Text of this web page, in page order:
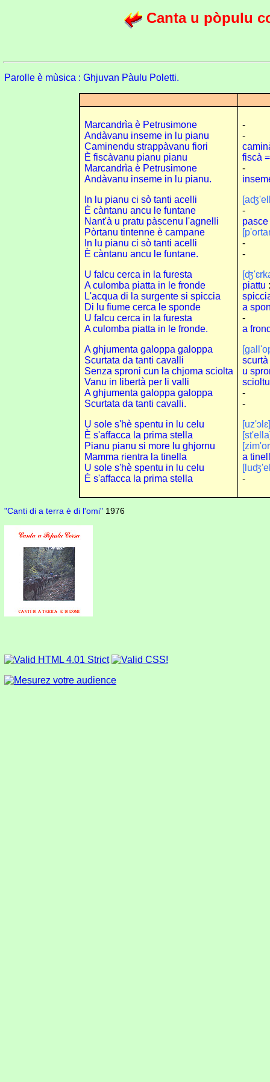
Canta u pòpulu
Parolle è mùsica : Ghjuvan Pàulu Poletti.
Marcandrìa è Petrusimone
Andàvanu inseme in lu pianu
Caminendu strappàvanu fiori
È fiscàvanu pianu pianu
Marcandrìa è Petrusimone
Andàvanu inseme in lu pianu.
In lu pianu ci sò tanti acelli
È càntanu ancu le funtane
Nant'à u pratu pàscenu l'agnelli
Pòrtanu tintenne è campane
In lu pianu ci sò tanti acelli
È càntanu ancu le funtane.
U falcu cerca in la furesta
A culomba piatta in le fronde
L'acqua di la surgente si spiccia
Di lu fiume cerca le sponde
U falcu cerca in la furesta
A culomba piatta in le fronde.
A ghjumenta galoppa galoppa
Scurtata da tanti cavalli
Senza sproni cun la chjoma sciolta
Vanu in libertà per li valli
A ghjumenta galoppa galoppa
Scurtata da tanti cavalli.
U sole s'hè spentu in lu celu
È s'affacca la prima stella
Pianu pianu si more lu ghjornu
Mamma rientra la tinella
U sole s'hè spentu in lu celu
È s'affacca la prima stella
-
-
fiscà
-
-
pasce
-
-
piattu
a
-
a
scurtà
u
scioltu
-
-
[uz'ɔlɛ]
a
-
"Canti di a terra è di l'omi" 1976